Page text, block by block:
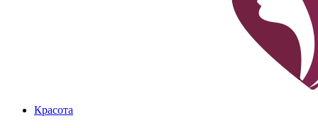
Красота